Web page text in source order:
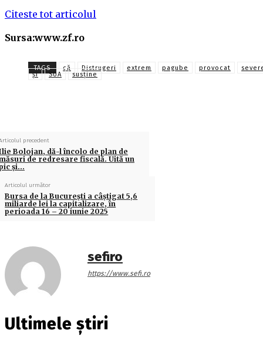
Citeste tot articolul
Sursa:www.zf.ro
TAGS că Distrugeri extrem pagube provocat
și
SUA susține
precedent
Bolojan, dă-l încolo de plan de
de redresare fiscală. Uită un
şi…
Articolul următor
Bursa de la Bucureşti a câştigat 5,6
miliarde lei la capitalizare, în
perioada 16 – 20 iunie 2025
sefiro
https://www.sefi.ro
Ultimele știri